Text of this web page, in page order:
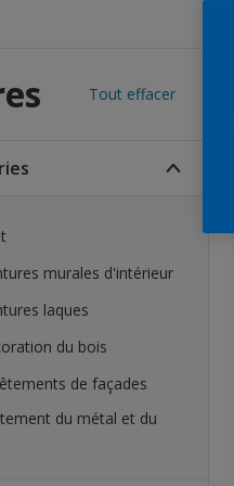
Tout effacer
murales d'intérieur
laques
du bois
de façades